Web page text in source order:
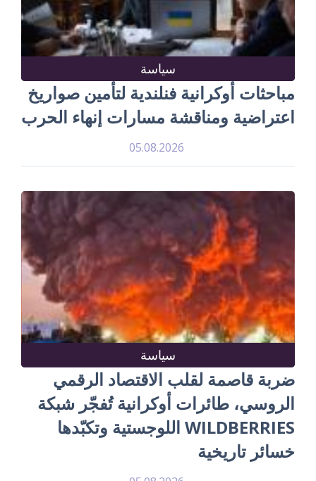
سياسة
مباحثات أوكرانية فنلندية لتأمين صواريخ
اعتراضية ومناقشة مسارات إنهاء الحرب
05.08.2026
سياسة
ضربة قاصمة لقلب الاقتصاد الرقمي
الروسي، طائرات أوكرانية تُفجّر شبكة
WILDBERRIES اللوجستية وتكبّدها
خسائر تاريخية